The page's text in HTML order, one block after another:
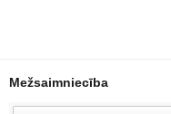
Mežsaimniecība